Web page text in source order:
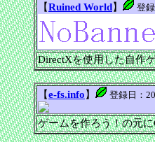
【Ruined World】 登
DirectXを使用した自作
【e-fs.info 】 登録日：
ゲームを作ろう！の元